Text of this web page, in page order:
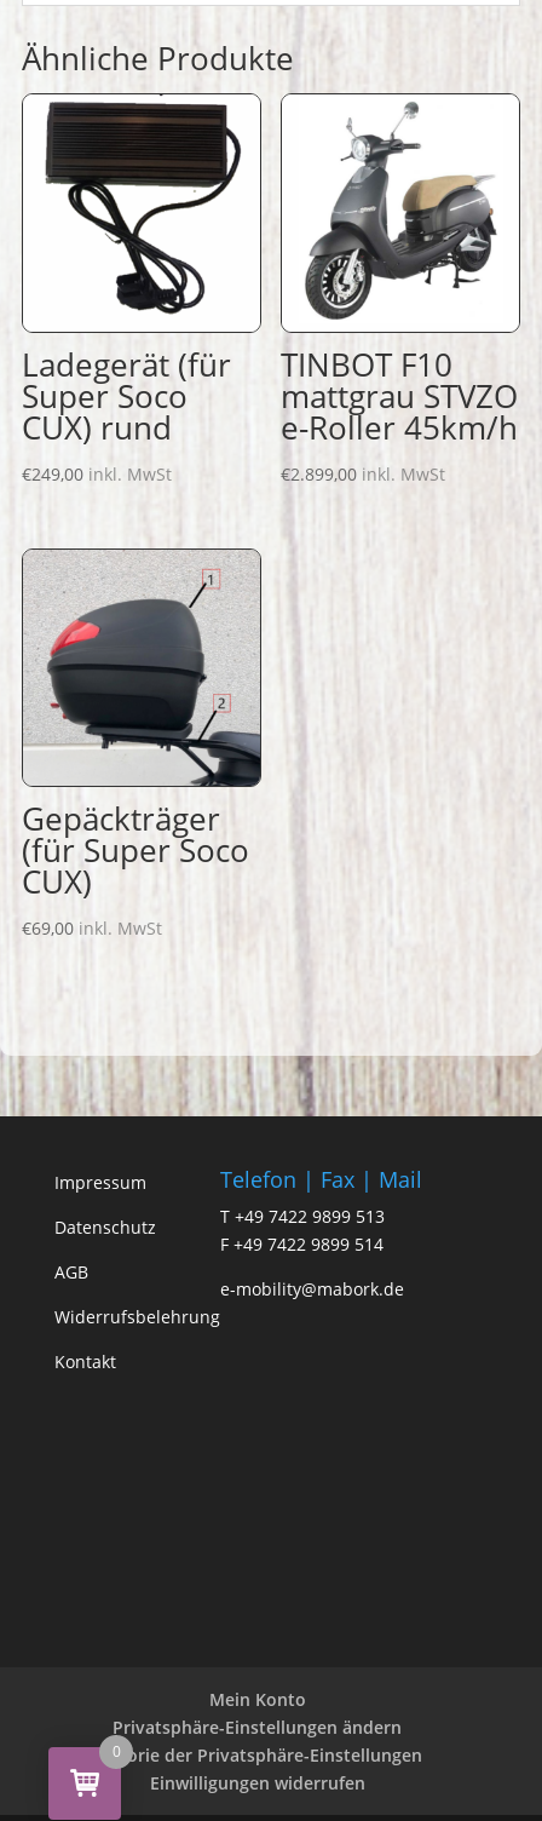
Ähnliche Produkte
Ladegerät (für
Super Soco
CUX) rund
€249,00 inkl. MwSt
TINBOT F10
mattgrau STVZO
e-Roller 45km/h
€2.899,00 inkl. MwSt
Gepäckträger
(für Super Soco
CUX)
€69,00 inkl. MwSt
Impressum
Datenschutz
AGB
Widerrufsbelehrung
Kontakt
Telefon | Fax | Mail
T +49 7422 9899 513
F +49 7422 9899 514
e-mobility@mabork.de
Mein Konto
Privatsphäre-Einstellungen ändern
Historie der Privatsphäre-Einstellungen
Einwilligungen widerrufen
0